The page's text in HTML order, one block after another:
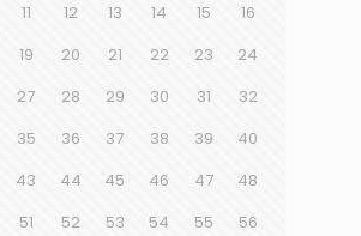
11 12 13 14 15
16
19 20 21 22 23
24
27 28 29 30 31
32
35 36 37 38 39
40
43 44 45 46 47
48
51 52 53 54 55
56